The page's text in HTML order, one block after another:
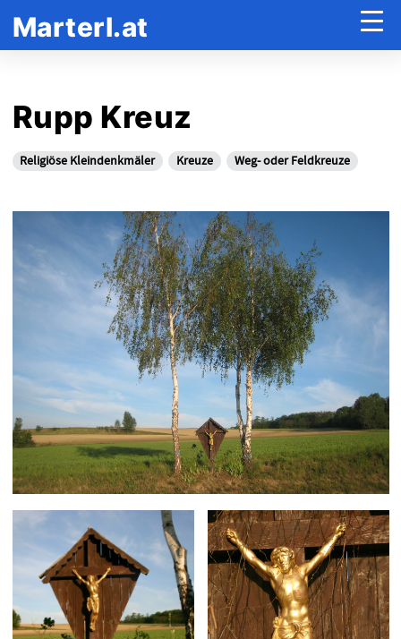
Marterl.at
Rupp Kreuz
Religiöse Kleindenkmäler Kreuze Weg- oder Feldkreuze